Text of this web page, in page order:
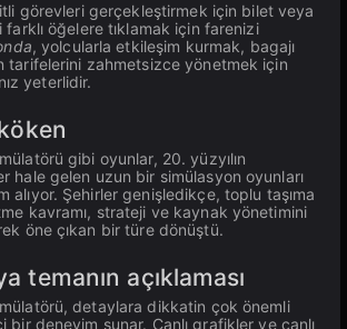
görevleri gerçekleştirmek için bilet veya
farklı öğelere tıklamak için farenizi
, yolcularla etkileşim kurmak, bagajı
tarifelerini zahmetsizce yönetmek için
yeterlidir.
gibi oyunlar, 20. yüzyılın
hale gelen uzun bir simülasyon oyunları
alıyor. Şehirler genişledikçe, toplu taşıma
kavramı, strateji ve kaynak yönetimini
öne çıkan bir türe dönüştü.
temanın açıklaması
detaylara dikkatin çok önemli
bir deneyim sunar. Canlı grafikler ve canlı